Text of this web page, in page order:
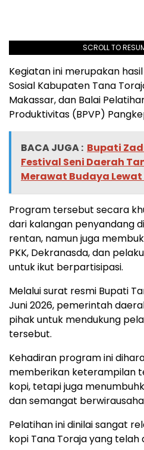
SCROLL TO
Kegiatan ini merupakan
Sosial Kabupaten Tana
Makassar, dan Balai
Produktivitas (BPVP)
BACA JUGA : Bupati
Festival Seni Daerah
Merawat Budaya
Program tersebut secara
dari kalangan penyandang
rentan, namun juga
PKK, Dekranasda, dan
untuk ikut berpartisipasi.
Melalui surat resmi Bupati
Juni 2026, pemerintah
pihak untuk mendukung
tersebut.
Kehadiran program ini
memberikan keterampilan
kopi, tetapi juga
dan semangat
Pelatihan ini dinilai sangat
kopi Tana Toraja yang telah